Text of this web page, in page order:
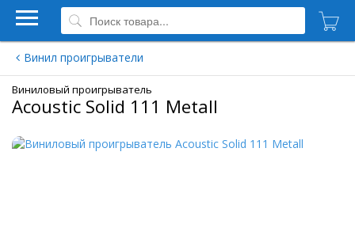
Винил проигрыватели
Виниловый проигрыватель
Acoustic Solid 111 Metall